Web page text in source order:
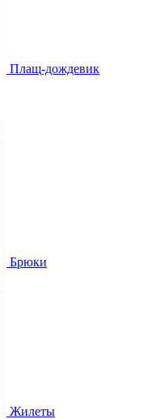
Плащ-дождевик
Брюки
Жилеты